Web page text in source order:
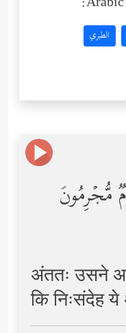
الطبري
مُّجۡرِمُونَ
अंततः उसने
कि निःसंदेह ये